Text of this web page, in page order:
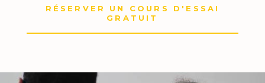
RÉSERVER UN COURS D'ESSAI
GRATUIT